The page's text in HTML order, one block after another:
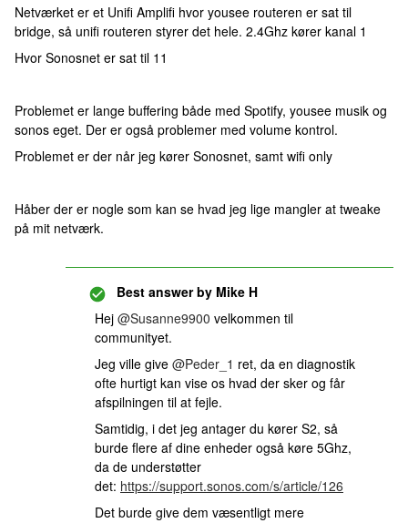
Netværket er et Unifi Amplifi hvor yousee routeren er sat til
bridge, så unifi routeren styrer det hele. 2.4Ghz kører kanal 1
Hvor Sonosnet er sat til 11
Problemet er lange buffering både med Spotify, yousee musik og
sonos eget. Der er også problemer med volume kontrol.
Problemet er der når jeg kører Sonosnet, samt wifi only
Håber der er nogle som kan se hvad jeg lige mangler at tweake
på mit netværk.
Best answer by Mike H
Hej @Susanne9900 velkommen til
communityet.
Jeg ville give @Peder_1 ret, da en diagnostik
ofte hurtigt kan vise os hvad der sker og får
afspilningen til at fejle.
Samtidig, i det jeg antager du kører S2, så
burde flere af dine enheder også køre 5Ghz,
da de understøtter
det: https://support.sonos.com/s/article/126
Det burde give dem væsentligt mere